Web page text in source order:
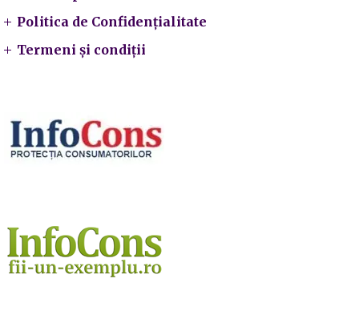
Politica de Confidențialitate
Termeni și condiții